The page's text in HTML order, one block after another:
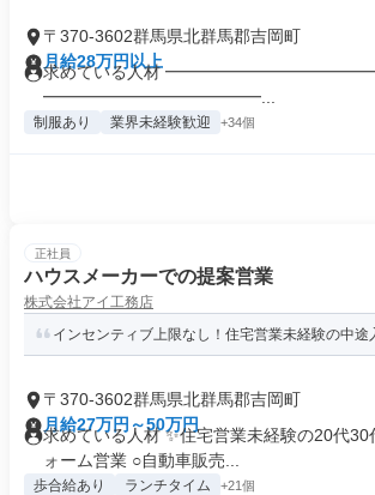
〒370-3602群馬県北群馬郡吉岡町
月給28万円以上
求めている人材
━━━━━━━━━━━━━...
制服あり 業界未経験歓迎 +34個
正社員
ハウスメーカーでの提案営業
株式会社アイ工務店
インセンティブ上限なし！住宅営業未経験の中
〒370-3602群馬県北群馬郡吉岡町
月給27万円～50万円
求めている人材 ✨住宅営業未経験の20代30
ォーム営業 ○自動車販売...
歩合給あり ランチタイム +21個